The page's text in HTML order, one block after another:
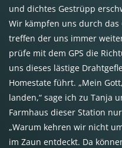
und dichtes Gestrüpp
Wir kämpfen uns durch
treffen der uns immer
prüfe mit dem GPS die
uns dieses lästige
Homestate führt. „Mein
landen,“ sage ich zu Tanja
Farmhaus dieser Station
„Warum kehren wir nicht
im Zaun entdeckt. Da